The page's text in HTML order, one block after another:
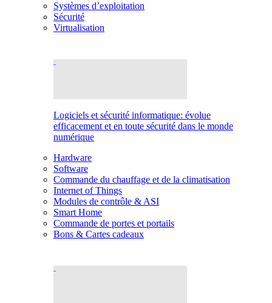
Systèmes d’exploitation
Sécurité
Virtualisation
Logiciels et sécurité informatique: évolue
efficacement et en toute sécurité dans le monde
numérique
Hardware
Software
Commande du chauffage et de la climatisation
Internet of Things
Modules de contrôle & ASI
Smart Home
Commande de portes et portails
Bons & Cartes cadeaux